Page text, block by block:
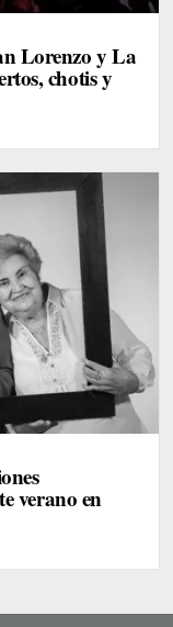
Lorenzo y La
chotis y
verano en